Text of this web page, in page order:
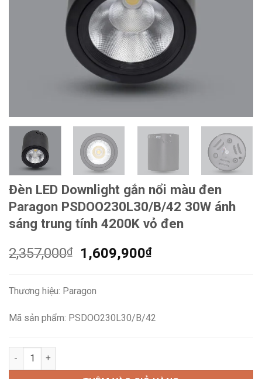
Đèn LED Downlight gắn nổi màu đen
Paragon PSDOO230L30/B/42 30W ánh
sáng trung tính 4200K vỏ đen
2,357,000₫
Giá
2,357,000₫.
1,609,900₫Giá
Thương hiệu: Paragon
Mã sản phẩm: PSDOO230L30/B/42
Đèn LED Downlight gắn nổi màu đen Paragon